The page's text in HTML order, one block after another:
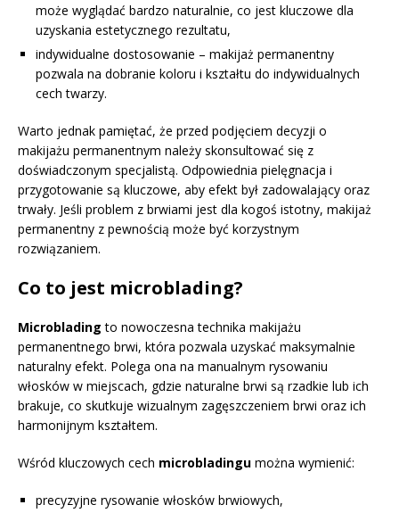
może wyglądać bardzo naturalnie, co jest kluczowe dla
uzyskania estetycznego rezultatu,
indywidualne dostosowanie – makijaż permanentny
pozwala na dobranie koloru i kształtu do indywidualnych
cech twarzy.
Warto jednak pamiętać, że przed podjęciem decyzji o
makijażu permanentnym należy skonsultować się z
doświadczonym specjalistą. Odpowiednia pielęgnacja i
przygotowanie są kluczowe, aby efekt był zadowalający oraz
trwały. Jeśli problem z brwiami jest dla kogoś istotny, makijaż
permanentny z pewnością może być korzystnym
rozwiązaniem.
Co to jest microblading?
Microblading to nowoczesna technika makijażu
permanentnego brwi, która pozwala uzyskać maksymalnie
naturalny efekt. Polega ona na manualnym rysowaniu
włosków w miejscach, gdzie naturalne brwi są rzadkie lub ich
brakuje, co skutkuje wizualnym zagęszczeniem brwi oraz ich
harmonijnym kształtem.
Wśród kluczowych cech microbladingu można wymienić:
precyzyjne rysowanie włosków brwiowych,